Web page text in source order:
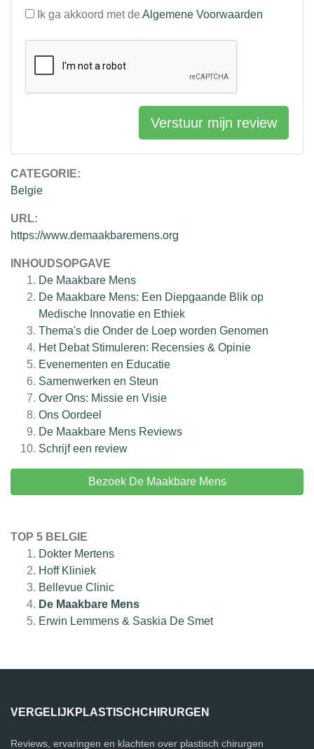
CATEGORIE:
Belgie
URL:
https://www.demaakbaremens.org
INHOUDSOPGAVE
De Maakbare Mens
De Maakbare Mens: Een Diepgaande Blik op
Medische Innovatie en Ethiek
Thema's die Onder de Loep worden Genomen
Het Debat Stimuleren: Recensies & Opinie
Evenementen en Educatie
Samenwerken en Steun
Over Ons: Missie en Visie
Ons Oordeel
De Maakbare Mens Reviews
Schrijf een review
Bezoek De Maakbare Mens
TOP 5 BELGIE
Dokter Mertens
Hoff Kliniek
Bellevue Clinic
De Maakbare Mens
Erwin Lemmens & Saskia De Smet
Ik ga akkoord met de Algemene Voorwaarden
Verstuur mijn review
VERGELIJKPLASTISCHCHIRURGEN
Reviews, ervaringen en klachten over plastisch chirurgen